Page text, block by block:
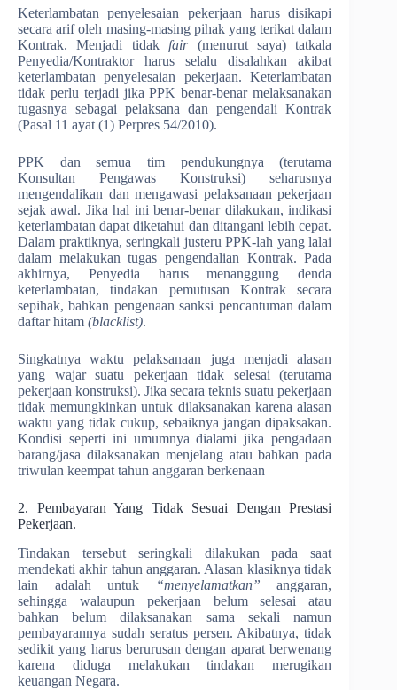
Keterlambatan penyelesaian pekerjaan harus disikapi
secara arif oleh masing-masing pihak yang terikat dalam
Kontrak. Menjadi tidak fair (menurut saya) tatkala
Penyedia/Kontraktor harus selalu disalahkan akibat
keterlambatan penyelesaian pekerjaan. Keterlambatan
tidak perlu terjadi jika PPK benar-benar melaksanakan
tugasnya sebagai pelaksana dan pengendali Kontrak
(Pasal 11 ayat (1) Perpres 54/2010).
PPK dan semua tim pendukungnya (terutama
Konsultan Pengawas Konstruksi) seharusnya
mengendalikan dan mengawasi pelaksanaan pekerjaan
sejak awal. Jika hal ini benar-benar dilakukan, indikasi
keterlambatan dapat diketahui dan ditangani lebih cepat.
Dalam praktiknya, seringkali justeru PPK-lah yang lalai
dalam melakukan tugas pengendalian Kontrak. Pada
akhirnya, Penyedia harus menanggung denda
keterlambatan, tindakan pemutusan Kontrak secara
sepihak, bahkan pengenaan sanksi pencantuman dalam
daftar hitam (blacklist).
Singkatnya waktu pelaksanaan juga menjadi alasan
yang wajar suatu pekerjaan tidak selesai (terutama
pekerjaan konstruksi). Jika secara teknis suatu pekerjaan
tidak memungkinkan untuk dilaksanakan karena alasan
waktu yang tidak cukup, sebaiknya jangan dipaksakan.
Kondisi seperti ini umumnya dialami jika pengadaan
barang/jasa dilaksanakan menjelang atau bahkan pada
triwulan keempat tahun anggaran berkenaan
2. Pembayaran Yang Tidak Sesuai Dengan Prestasi
Pekerjaan.
Tindakan tersebut seringkali dilakukan pada saat
mendekati akhir tahun anggaran. Alasan klasiknya tidak
lain adalah untuk
“menyelamatkan”anggaran,
sehingga walaupun pekerjaan belum selesai atau
bahkan belum dilaksanakan sama sekali namun
pembayarannya sudah seratus persen. Akibatnya, tidak
sedikit yang harus berurusan dengan aparat berwenang
karena diduga melakukan tindakan merugikan
keuangan Negara.